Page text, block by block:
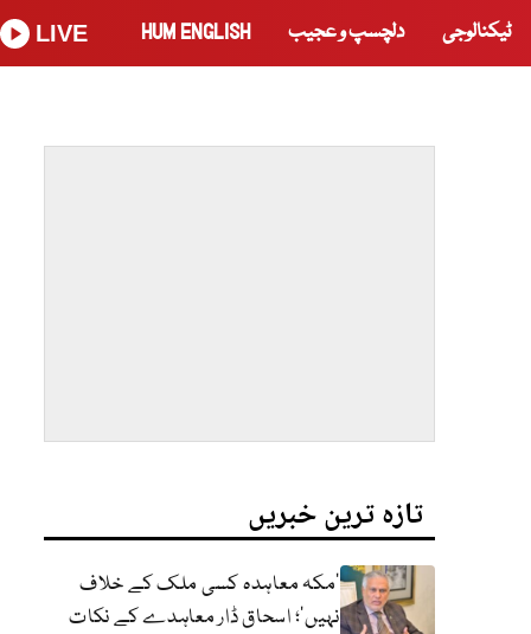
ٹیکنالوجی دلچسپ و عجیب HUM ENGLISH
LIVE
تازہ ترین خبریں
‘مکہ معاہدہ کسی ملک کے خلاف
نہیں’؛ اسحاق ڈار معاہدے کے نکات